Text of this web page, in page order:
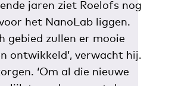
jaren ziet Roelofs nog
het NanoLab liggen.
gebied zullen er mooie
ontwikkeld’, verwacht hij.
‘Om al die nieuwe